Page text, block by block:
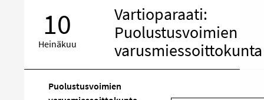
10
Heinäkuu
Vartioparaati:
Puolustusvoimien
varusmiessoittokunta
Puolustusvoimien